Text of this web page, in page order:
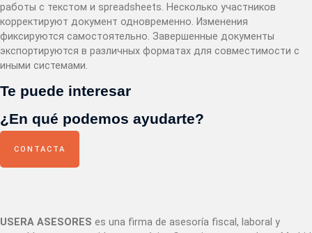
работы с текстом и spreadsheets. Несколько участников
корректируют документ одновременно. Изменения
фиксируются самостоятельно. Завершенные документы
экспортируются в различных форматах для совместимости с
иными системами.
Te puede interesar
¿En qué podemos ayudarte?
CONTACTA
USERA ASESORES es una firma de asesoría fiscal, laboral y